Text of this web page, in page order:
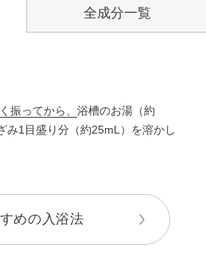
振ってから、浴槽のお湯（約
み1目盛り分（約25mL）を溶かし
めの入浴法
全成分一覧